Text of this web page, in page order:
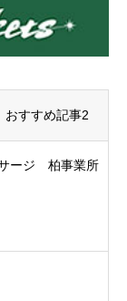
おすすめ記事2
ージ 柏事業所